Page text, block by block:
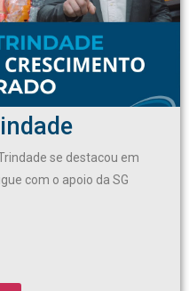
se destacou em
com o apoio da SG